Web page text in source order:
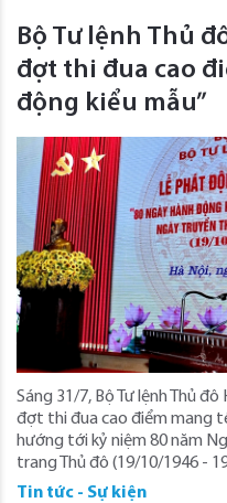
Bộ Tư lệnh Thủ
đợt thi đua cao
động kiểu mẫu”
Sáng 31/7, Bộ Tư lệnh Thủ
đợt thi đua cao điểm mang
hướng tới kỷ niệm 80 năm
trang Thủ đô (19/10/1946 -
Tin tức - Sự kiện